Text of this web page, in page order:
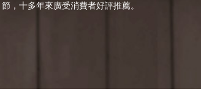
節，十多年來廣受消費者好評推薦。